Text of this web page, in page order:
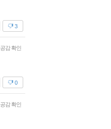
3
공감 확인
0
공감 확인